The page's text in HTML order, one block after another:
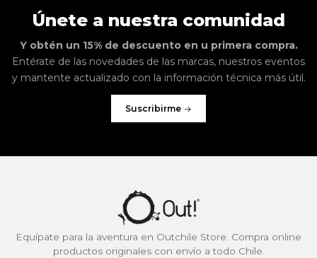
Únete a nuestra comunidad
Y obtén un 15% de descuento en u primera compra.
Entérate de las novedades de las marcas, nuestros eventos
y mantente actualizado con la información técnica más útil.
Suscribirme
Equípate para la aventura en Outchile Store. Compra online
productos originales con envío a todo Chile.